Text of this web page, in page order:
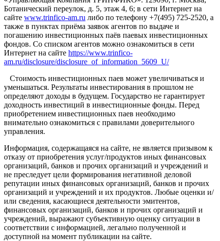
Ботанический переулок, д. 5, этаж 4, 6; в сети Интернет на
сайте www.trinfico-аm.ru либо по телефону +7(495) 725-2520, а
также в пунктах приёма заявок агентов по выдаче и
погашению инвестиционных паёв паевых инвестиционных
фондов. Со списком агентов можно ознакомиться в сети
Интернет на сайте https://www.trinfico-
am.ru/disclosure/disclosure_of_information_5609_U/
Стоимость инвестиционных паев может увеличиваться и
уменьшаться. Результаты инвестирования в прошлом не
определяют доходы в будущем. Государство не гарантирует
доходность инвестиций в инвестиционные фонды. Перед
приобретением инвестиционных паев необходимо
внимательно ознакомиться с правилами доверительного
управления.
Информация, содержащаяся на сайте, не является призывом к
отказу от приобретения услуг/продуктов иных финансовых
организаций, банков и прочих организаций и учреждений и
не преследует цели формирования негативной деловой
репутации иных финансовых организаций, банков и прочих
организаций и учреждений и их продуктов. Любые оценки и/
или сведения, касающиеся деятельности эмитентов,
финансовых организаций, банков и прочих организаций и
учреждений, выражают субъективную оценку ситуации в
соответствии с информацией, легально полученной и
доступной на момент публикации на сайте.